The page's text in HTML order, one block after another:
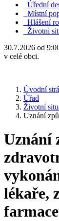
Úřední
Místní
Hlášení
Životní
30.7.2026 od
v celé obci.
Úvodní
Úřad
Životní
Uznání
Uznání
lékaře,